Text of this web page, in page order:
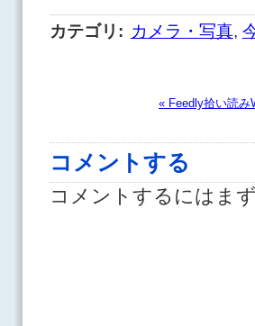
カテゴリ : カメラ・写真,
« Feedly拾い読み
コメントする
コメントするにはまず